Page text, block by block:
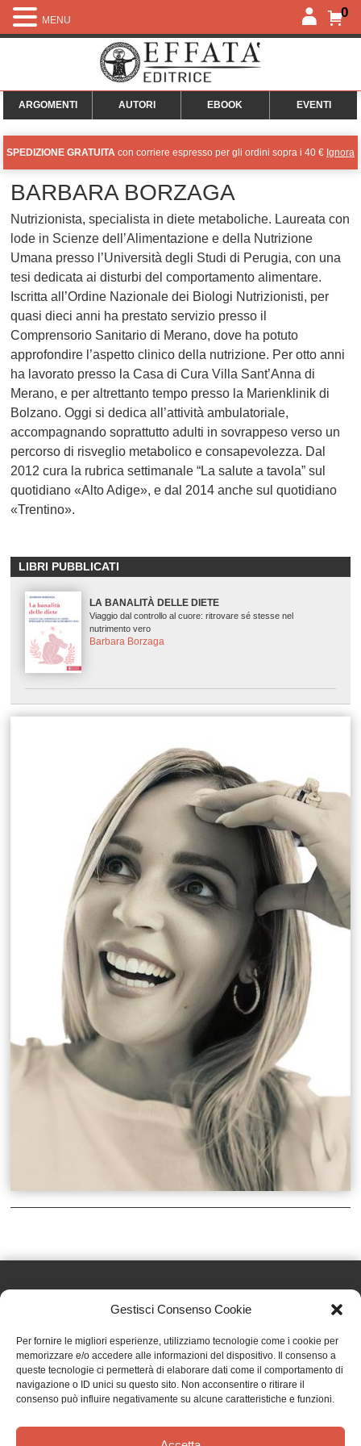
Gestisci Consenso Cookie
Per fornire le migliori esperienze, utilizziamo tecnologie come i cookie per
memorizzare e/o accedere alle informazioni del dispositivo. Il consenso a
queste tecnologie ci permetterà di elaborare dati come il comportamento di
navigazione o ID unici su questo sito. Non acconsentire o ritirare il
consenso può influire negativamente su alcune caratteristiche e funzioni.
0
ARGOMENTI AUTORI EBOOK EVENTI
SPEDIZIONE GRATUITA con corriere espresso per gli ordini sopra i 40 € Ignora
BARBARA BORZAGA
Nutrizionista, specialista in diete metaboliche. Laureata con
lode in Scienze dell’Alimentazione e della Nutrizione
Umana presso l’Università degli Studi di Perugia, con una
tesi dedicata ai disturbi del comportamento alimentare.
Iscritta all’Ordine Nazionale dei Biologi Nutrizionisti, per
quasi dieci anni ha prestato servizio presso il
Comprensorio Sanitario di Merano, dove ha potuto
approfondire l’aspetto clinico della nutrizione. Per otto anni
ha lavorato presso la Casa di Cura Villa Sant’Anna di
Merano, e per altrettanto tempo presso la Marienklinik di
Bolzano. Oggi si dedica all’attività ambulatoriale,
accompagnando soprattutto adulti in sovrappeso verso un
percorso di risveglio metabolico e consapevolezza. Dal
2012 cura la rubrica settimanale “La salute a tavola” sul
quotidiano «Alto Adige», e dal 2014 anche sul quotidiano
«Trentino».
LIBRI PUBBLICATI
LA BANALITÀ DELLE DIETE
Viaggio dal controllo al cuore: ritrovare sé stesse nel
nutrimento vero
Barbara Borzaga
Effatà Editrice di Pellegrino Paolo SAS
C.F. e P.IVA 09655250018
Via Tre Denti, 1 - 10060 Cantalupa (TO)
Telefono: (+39) 0121 353452 - Fax: (+39) 0121 353839
MENU